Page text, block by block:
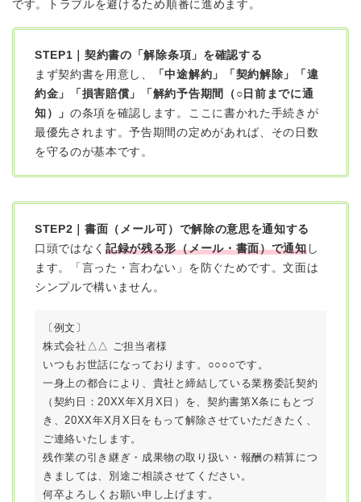
です。トラブルを避けるため順番に進めます。
STEP1｜契約書の「解除条項」を確認する
まず契約書を用意し、
「中途解約」「契約解除」「違
約金」「損害賠償」「解約予告期間（○日前までに通
知）」の条項を確認します。ここに書かれた手続きが
最優先されます。予告期間の定めがあれば、その日数
を守るのが基本です。
STEP2｜書面（メール可）で解除の意思を通知する
口頭ではなく記録が残る形（メール・書面）で通知し
ます。「言った・言わない」を防ぐためです。文面は
シンプルで構いません。
〔例文〕
株式会社△△ ご担当者様
いつもお世話になっております。○○○○です。
一身上の都合により、貴社と締結している業務委託契約
（契約日：20XX年X月X日）を、契約書第X条にもとづ
き、20XX年X月X日をもって解除させていただきたく、
ご連絡いたします。
残作業の引き継ぎ・成果物の取り扱い・報酬の精算につ
きましては、別途ご相談させてください。
何卒よろしくお願い申し上げます。